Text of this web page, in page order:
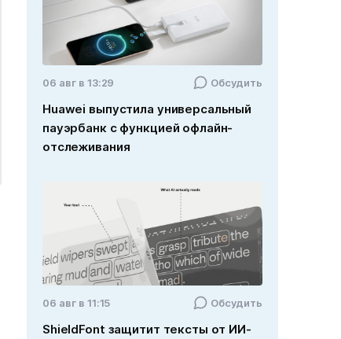
06 авг в 13:29 Обсудить
Huawei выпустила универсальный
пауэрбанк с функцией офлайн-
отслеживания
06 авг в 11:15 Обсудить
ShieldFont защитит тексты от ИИ-